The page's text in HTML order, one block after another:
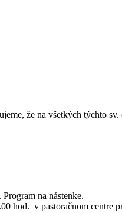
že na všetkých týchto
na nástenke.
hod. v pastoračnom